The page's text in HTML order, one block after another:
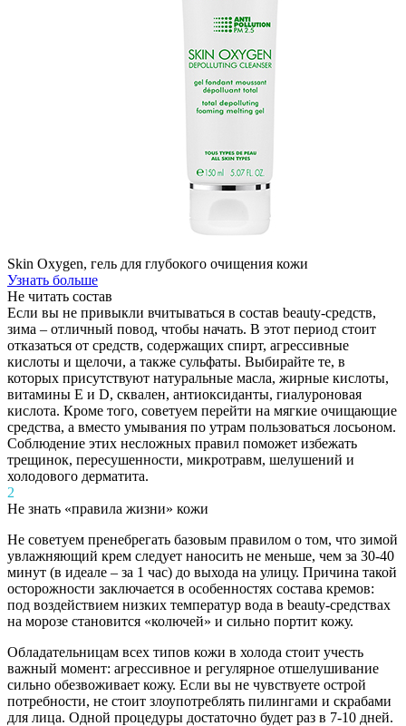
Skin Oxygen, гель для глубокого очищения кожи
Узнать больше
Не читать состав
Если вы не привыкли вчитываться в состав beauty-средств,
зима – отличный повод, чтобы начать. В этот период стоит
отказаться от средств, содержащих спирт, агрессивные
кислоты и щелочи, а также сульфаты. Выбирайте те, в
которых присутствуют натуральные масла, жирные кислоты,
витамины Е и D, сквален, антиоксиданты, гиалуроновая
кислота. Кроме того, советуем перейти на мягкие очищающие
средства, а вместо умывания по утрам пользоваться лосьоном.
Соблюдение этих несложных правил поможет избежать
трещинок, пересушенности, микротравм, шелушений и
холодового дерматита.
2
Не знать «правила жизни» кожи
Не советуем пренебрегать базовым правилом о том, что зимой
увлажняющий крем следует наносить не меньше, чем за 30-40
минут (в идеале – за 1 час) до выхода на улицу. Причина такой
осторожности заключается в особенностях состава кремов:
под воздействием низких температур вода в beauty-средствах
на морозе становится «колючей» и сильно портит кожу.
Обладательницам всех типов кожи в холода стоит учесть
важный момент: агрессивное и регулярное отшелушивание
сильно обезвоживает кожу. Если вы не чувствуете острой
потребности, не стоит злоупотреблять пилингами и скрабами
для лица. Одной процедуры достаточно будет раз в 7-10 дней.